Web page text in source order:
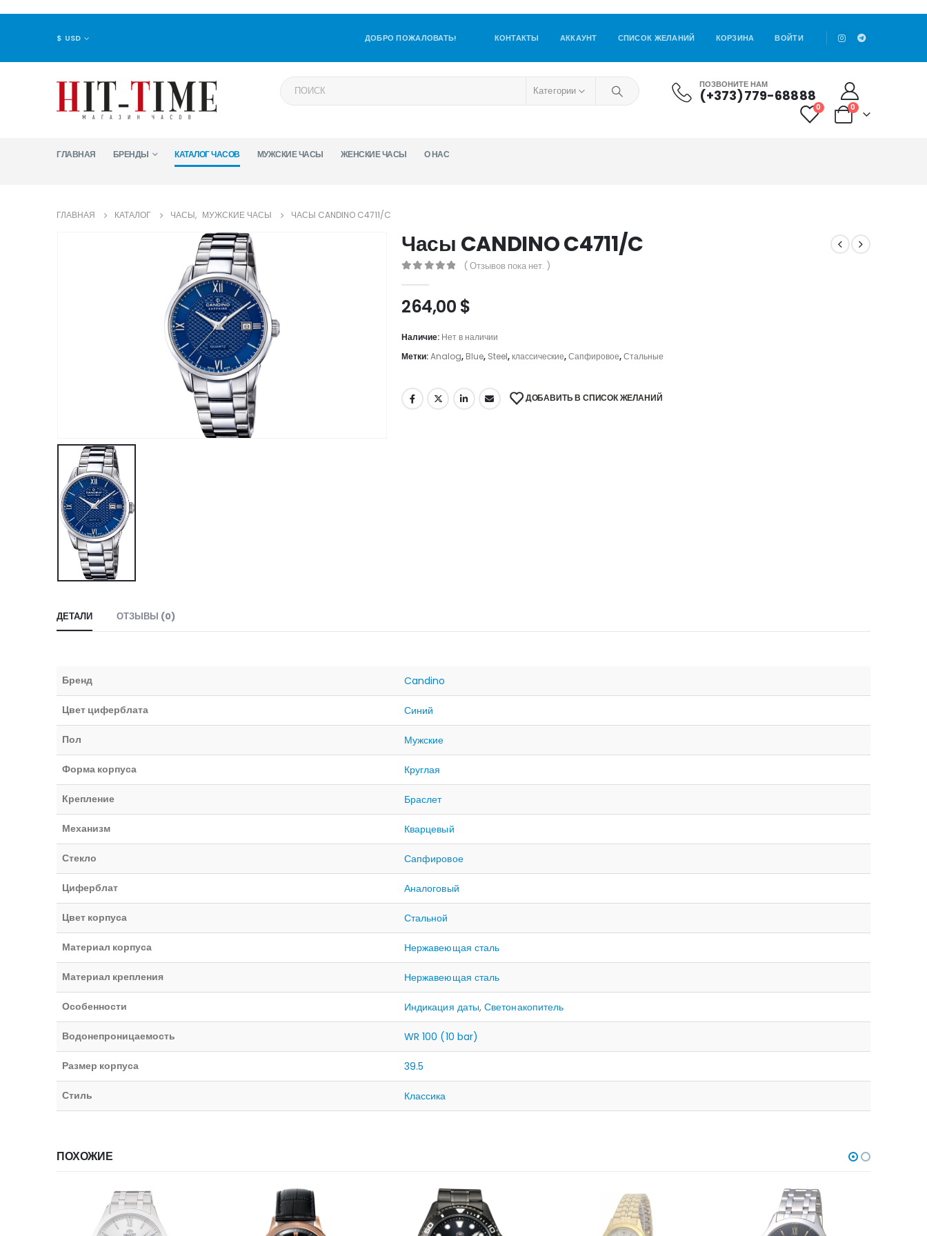
$ USD ДОБРО ПОЖАЛОВАТЬ! КОНТАКТЫ АККАУНТ СПИСОК ЖЕЛАНИЙ КОРЗИНА ВОЙТИ
Категории ПОЗВОНИТЕ НАМ
(+373)779-68888
0 0
ГЛАВНАЯ БРЕНДЫ КАТАЛОГ ЧАСОВ МУЖСКИЕ ЧАСЫ ЖЕНСКИЕ ЧАСЫ О НАС
ГЛАВНАЯ КАТАЛОГ ЧАСЫ, МУЖСКИЕ ЧАСЫ ЧАСЫ CANDINO C4711/C
Часы CANDINO C4711/C
( Отзывов пока нет. )
264,00 $
Наличие: Нет в наличии
Метки:Analog, Blue, Steel,классические,Сапфировое,Стальные
ДОБАВИТЬ В СПИСОК ЖЕЛАНИЙ
ДЕТАЛИ ОТЗЫВЫ (0)
Бренд Candino
Цвет циферблата Синий
Пол Мужские
Форма корпуса Круглая
Крепление Браслет
Механизм Кварцевый
Стекло Сапфировое
Циферблат Аналоговый
Цвет корпуса Стальной
Материал корпуса Нержавеющая сталь
Материал крепления Нержавеющая сталь
Особенности Индикация даты,Светонакопитель
Водонепроницаемость WR 100 (10 bar)
Размер корпуса 39.5
Стиль Классика
ПОХОЖИЕ
НЕТ В НАЛИЧИИ НЕТ В НАЛИЧИИ